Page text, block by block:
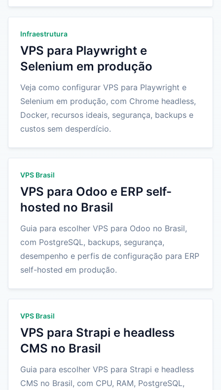
Infraestrutura
VPS para Playwright e
Selenium em produção
Veja como configurar VPS para Playwright e
Selenium em produção, com Chrome headless,
Docker, recursos ideais, segurança, backups e
custos sem desperdício.
VPS Brasil
VPS para Odoo e ERP self-
hosted no Brasil
Guia para escolher VPS para Odoo no Brasil,
com PostgreSQL, backups, segurança,
desempenho e perfis de configuração para ERP
self-hosted em produção.
VPS Brasil
VPS para Strapi e headless
CMS no Brasil
Guia para escolher VPS para Strapi e headless
CMS no Brasil, com CPU, RAM, PostgreSQL,